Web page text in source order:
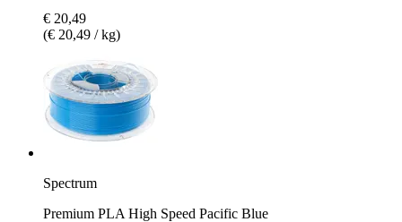
€ 20,49
(€ 20,49 / kg)
Spectrum
Premium PLA High Speed Pacific Blue